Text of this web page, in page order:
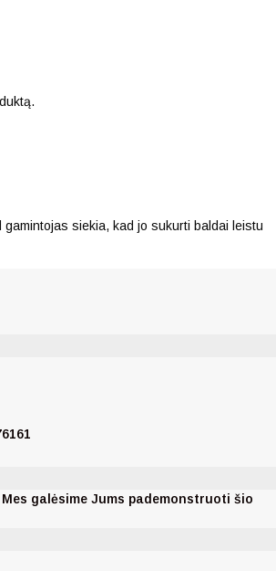
siekia, kad jo sukurti baldai leistu
galėsime Jums pademonstruoti šio